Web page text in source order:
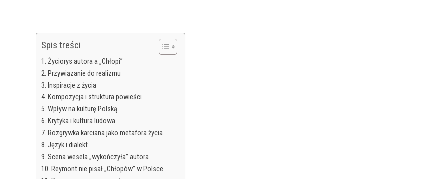
Spis treści
Życiorys autora a „Chłopi”
Przywiązanie do realizmu
Inspiracje z życia
Kompozycja i struktura powieści
Wpływ na kulturę Polską
Krytyka i kultura ludowa
Rozgrywka karciana jako metafora życia
Język i dialekt
Scena wesela „wykończyła” autora
Reymont nie pisał „Chłopów” w Polsce